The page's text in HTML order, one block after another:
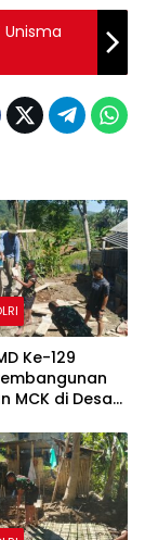
Unisma
Ke-129
MCK di Desa